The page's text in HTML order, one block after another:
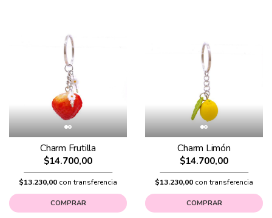
Charm Frutilla
$14.700,00
$13.230,00 con transferencia
COMPRAR
Charm Limón
$14.700,00
$13.230,00 con transferencia
COMPRAR